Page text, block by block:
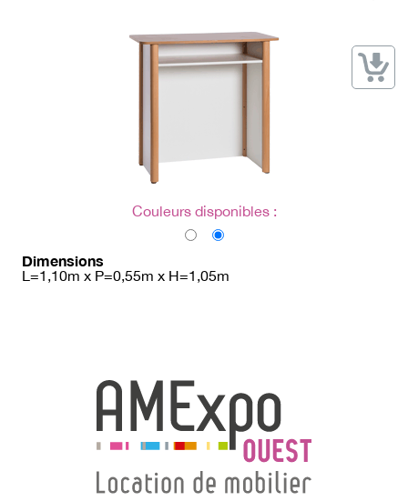
→ Noms / Références
Couleurs disponibles :
Dimensions
L=1,10m x P=0,55m x H=1,05m